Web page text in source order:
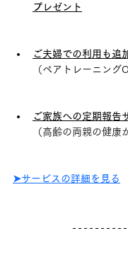
プレゼント
ご夫婦での利用も追
（ペアトレーニング
ご家族への定期報告
（高齢の両親の健康
➤サービスの詳細を見る